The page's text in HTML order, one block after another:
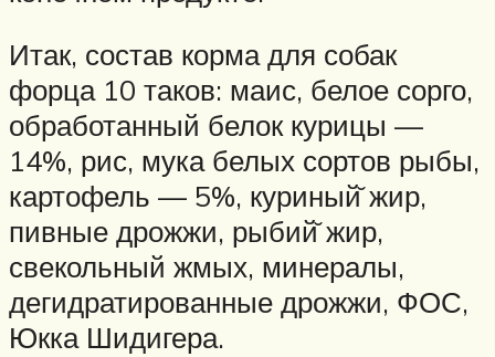
Итак, состав корма для собак
форца 10 таков: маис, белое сорго,
обработанный белок курицы —
14%, рис, мука белых сортов рыбы,
картофель — 5%, куриный̆ жир,
пивные дрожжи, рыбий̆ жир,
свекольный жмых, минералы,
дегидратированные дрожжи, ФОС,
Юкка Шидигера.